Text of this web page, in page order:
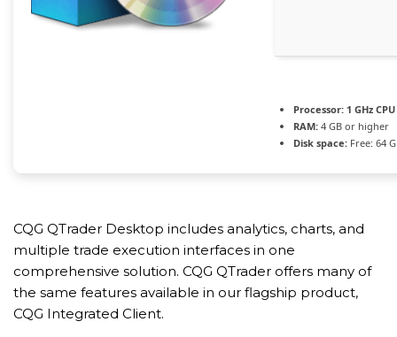
Processor: 1 GHz
RAM: 4 GB or higher
Disk space: Free: 64
CQG QTrader Desktop includes analytics, charts, and
multiple trade execution interfaces in one
comprehensive solution. CQG QTrader offers many of
the same features available in our flagship product,
CQG Integrated Client.